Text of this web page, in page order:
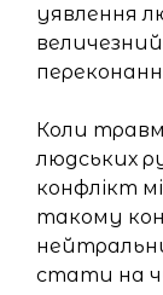
уявлення
Коли
людських
конфлікт
такому
стати на